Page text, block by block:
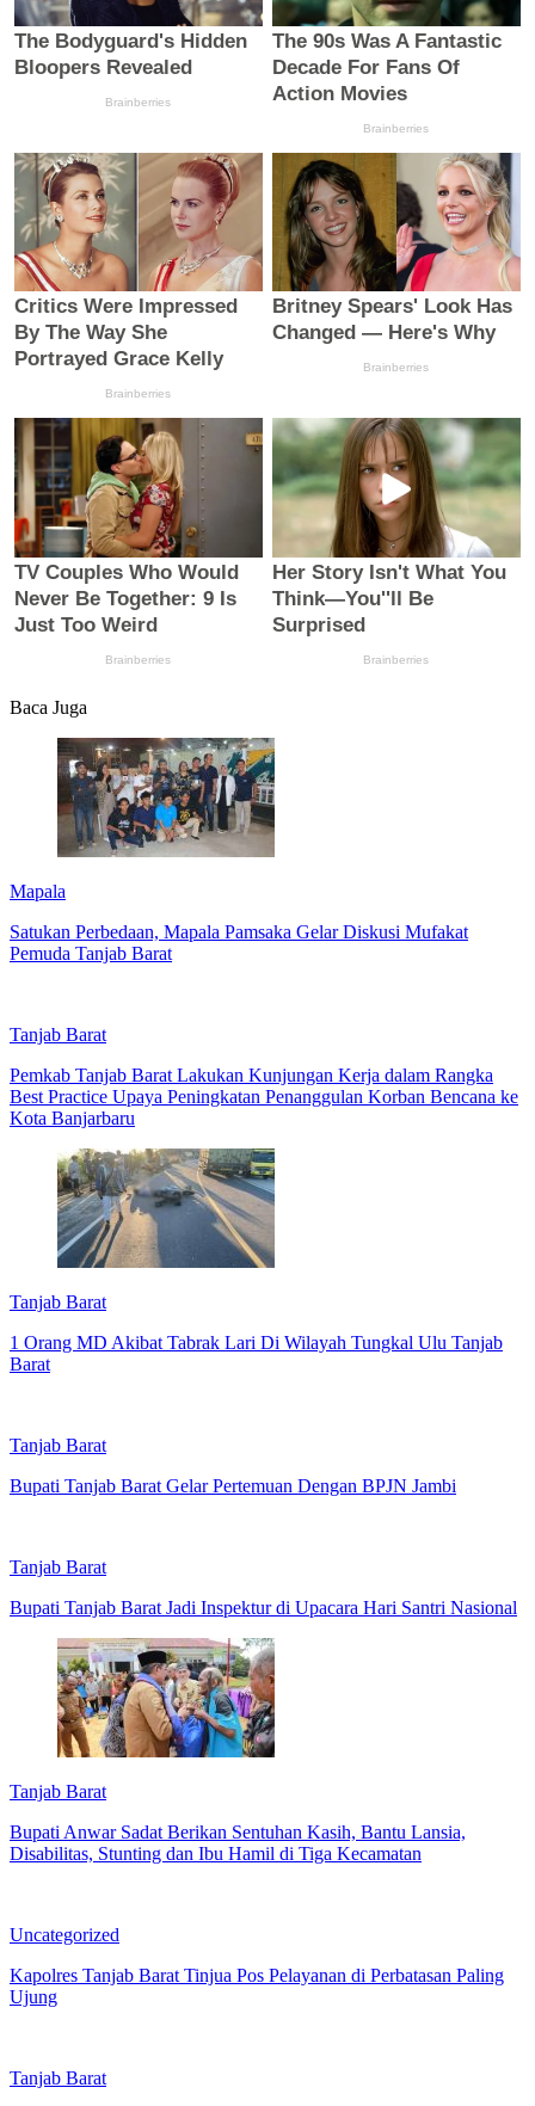
Baca Juga
Mapala
Satukan Perbedaan, Mapala Pamsaka Gelar Diskusi Mufakat
Pemuda Tanjab Barat
Tanjab Barat
Pemkab Tanjab Barat Lakukan Kunjungan Kerja dalam Rangka
Best Practice Upaya Peningkatan Penanggulan Korban Bencana ke
Kota Banjarbaru
Tanjab Barat
1 Orang MD Akibat Tabrak Lari Di Wilayah Tungkal Ulu Tanjab
Barat
Tanjab Barat
Bupati Tanjab Barat Gelar Pertemuan Dengan BPJN Jambi
Tanjab Barat
Bupati Tanjab Barat Jadi Inspektur di Upacara Hari Santri Nasional
Tanjab Barat
Bupati Anwar Sadat Berikan Sentuhan Kasih, Bantu Lansia,
Disabilitas, Stunting dan Ibu Hamil di Tiga Kecamatan
Uncategorized
Kapolres Tanjab Barat Tinjua Pos Pelayanan di Perbatasan Paling
Ujung
Tanjab Barat